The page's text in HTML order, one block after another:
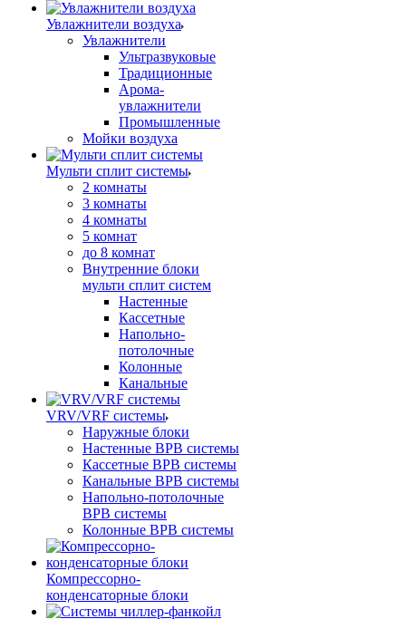
Увлажнители воздуха
Увлажнители
Ультразвуковые
Традиционные
Арома-
увлажнители
Промышленные
Мойки воздуха
Мульти сплит системы
2 комнаты
3 комнаты
4 комнаты
5 комнат
до 8 комнат
Внутренние блоки
мульти сплит систем
Настенные
Кассетные
Напольно-
потолочные
Колонные
Канальные
VRV/VRF системы
Наружные блоки
Настенные ВРВ системы
Кассетные ВРВ системы
Канальные ВРВ системы
Напольно-потолочные
ВРВ системы
Колонные ВРВ системы
Компрессорно-
конденсаторные блоки